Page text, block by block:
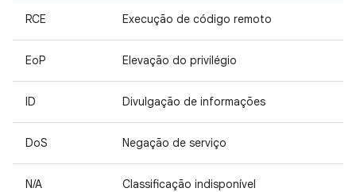
RCE Execução de código remoto
EoP Elevação do privilégio
ID Divulgação de informações
DoS Negação de serviço
N/A Classificação indisponível